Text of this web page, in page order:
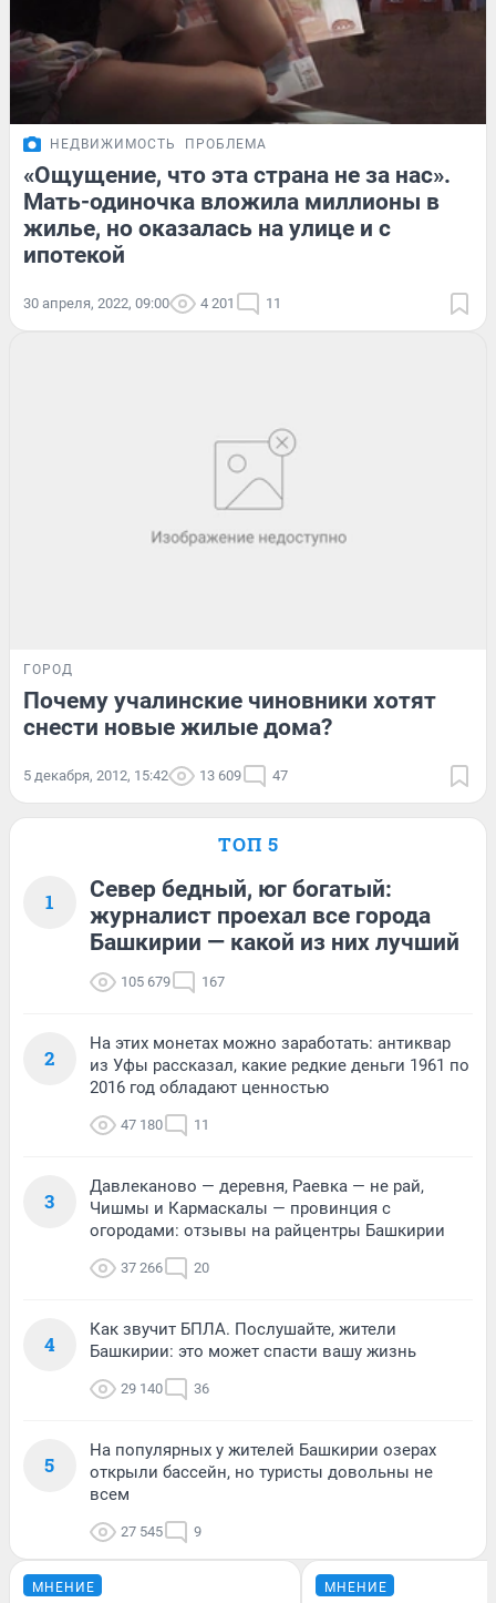
НЕДВИЖИМОСТЬ ПРОБЛЕМА
«Ощущение, что эта страна не за нас».
Мать-одиночка вложила миллионы в
жилье, но оказалась на улице и с
ипотекой
30 апреля, 2022, 09:00 4 201 11
ГОРОД
Почему учалинские чиновники хотят
снести новые жилые дома?
5 декабря, 2012, 15:42 13 609 47
ТОП 5
1
Север бедный, юг богатый:
журналист проехал все города
Башкирии — какой из них лучший
105 679 167
2
На этих монетах можно заработать: антиквар
из Уфы рассказал, какие редкие деньги 1961 по
2016 год обладают ценностью
47 180 11
3
Давлеканово — деревня, Раевка — не рай,
Чишмы и Кармаскалы — провинция с
огородами: отзывы на райцентры Башкирии
37 266 20
4
Как звучит БПЛА. Послушайте, жители
Башкирии: это может спасти вашу жизнь
29 140 36
5
На популярных у жителей Башкирии озерах
открыли бассейн, но туристы довольны не
всем
27 545 9
МНЕНИЕ МНЕНИЕ